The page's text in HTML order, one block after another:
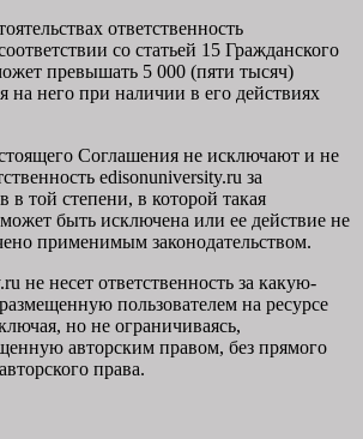
ответственность
со статьей 15 Гражданского
превышать 5 000 (пяти тысяч)
на него при наличии в его действиях
Соглашения не исключают и не
edisonuniversity.ru за
в той степени, в которой такая
может быть исключена или ее действие не
применимым законодательством.
не несет ответственность за какую-
пользователем на ресурсе
но не ограничиваясь,
авторским правом, без прямого
права.